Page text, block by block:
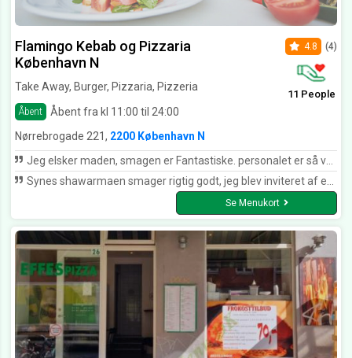
Flamingo Kebab og Pizzaria
København N
Take Away, Burger, Pizzaria, Pizzeria
Åbent Åbent fra kl 11:00 til 24:00
4.8 (4)
11 People
Nørrebrogade 221, 2200 København N
Jeg elsker maden, smagen er Fantastiske. personalet er så venlig og imødekommende. jeg har spist i flamingo 18 år og elsker stadig væk.
Synes shawarmaen smager rigtig godt, jeg blev inviteret af en ven første gang og har spist min shawarma der siden.
Se Menukort